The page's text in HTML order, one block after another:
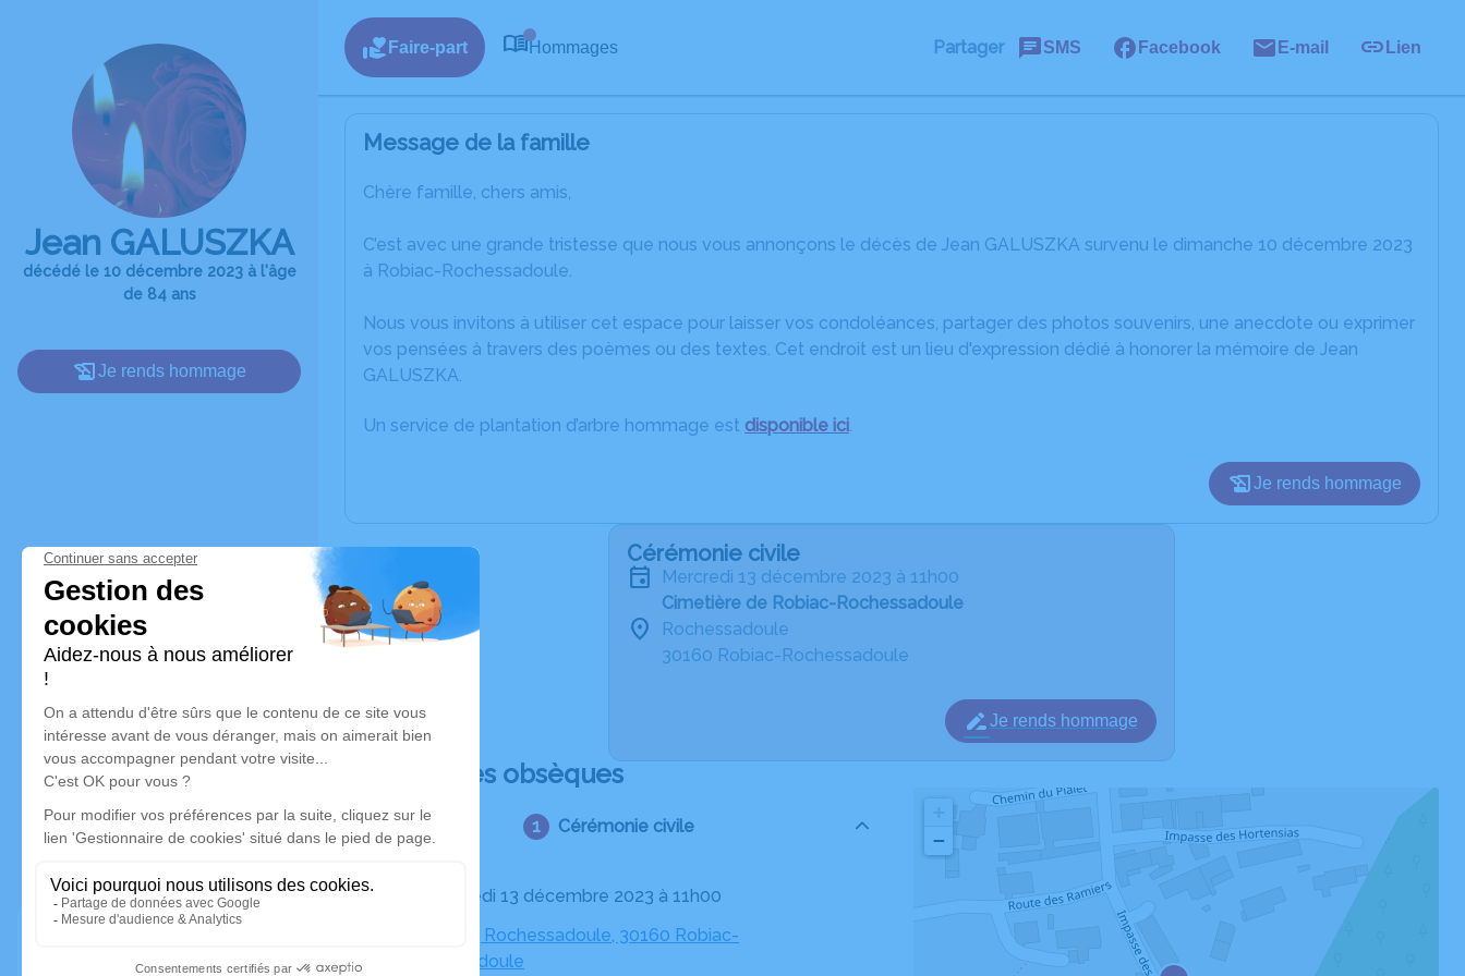
Jean GALUSZKA
décédé le 10 décembre 2023 à l'âge
de 84 ans
Je rends hommage
Faire-part Hommages Partager SMS Facebook E-mail Lien
Message de la famille
Chère famille, chers amis,
C’est avec une grande tristesse que nous vous annonçons le décès de Jean GALUSZKA survenu le dimanche 10 décembre 2023
à Robiac-Rochessadoule.
Nous vous invitons à utiliser cet espace pour laisser vos condoléances, partager des photos souvenirs, une anecdote ou exprimer
vos pensées à travers des poèmes ou des textes. Cet endroit est un lieu d'expression dédié à honorer la mémoire de Jean
GALUSZKA.
Un service de plantation d’arbre hommage est disponible ici.
Je rends hommage
Cérémonie civile
mercredi 13 décembre 2023 à 11h00
Cimetière de Robiac-Rochessadoule
Rochessadoule
30160 Robiac-Rochessadoule
Je rends hommage
Déroulé des obsèques
Cérémonie civile
Le mercredi 13 décembre 2023 à 11h00
Cimetière, Rochessadoule, 30160 Robiac-
Rochessadoule
−